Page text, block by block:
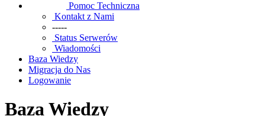
Pomoc Techniczna
Kontakt z Nami
-----
Status Serwerów
Wiadomości
Baza Wiedzy
Migracja do Nas
Logowanie
Baza Wiedzy